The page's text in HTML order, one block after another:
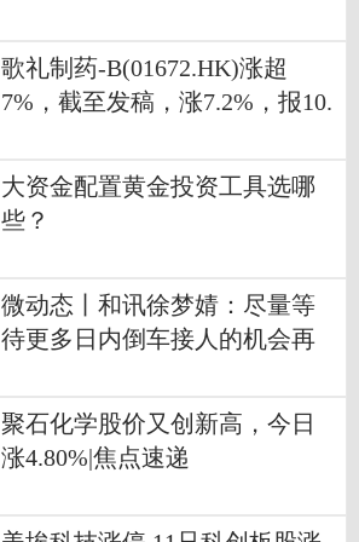
歌礼制药-B(01672.HK)涨超
7%，截至发稿，涨7.2%，报10.
大资金配置黄金投资工具选哪
些？
微动态丨和讯徐梦婧：尽量等
待更多日内倒车接人的机会再
聚石化学股价又创新高，今日
涨4.80%|焦点速递